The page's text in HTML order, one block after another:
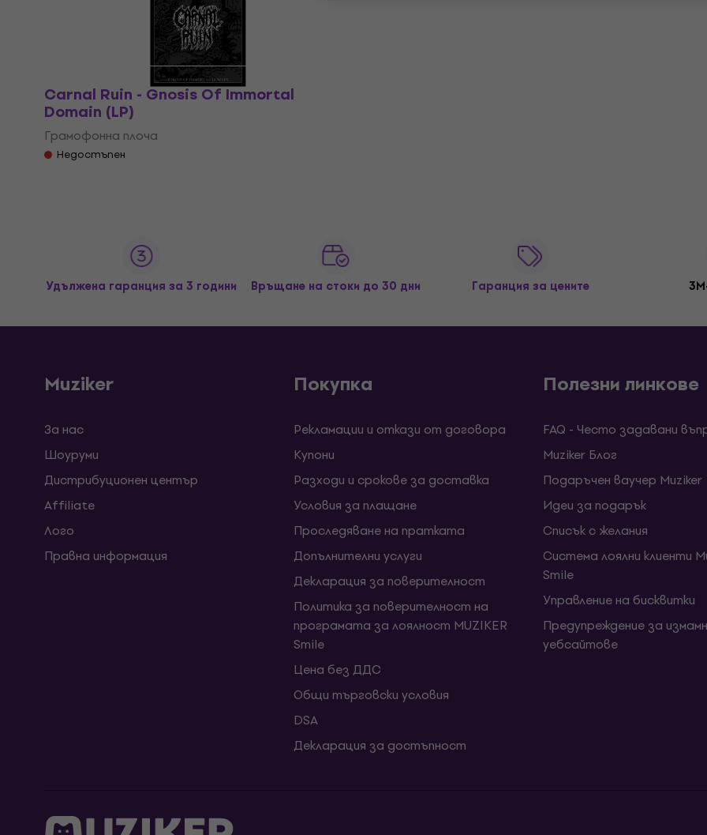
Carnal Ruin - Gnosis Of Immortal
Domain (LP)
Грамофонна плоча
Недостъпен
Удължена гаранция за 3 години Връщане на стоки до 30 дни Гаранция за цените
Muziker
За нас
Шоуруми
Дистрибуционен център
Affiliate
Лого
Правна информация
Покупка
Рекламации и откази от договора
Kупони
Разходи и срокове за доставка
Условия за плащане
Проследяване на пратката
Допълнителни услуги
Декларация за поверителност
Политика за поверителност на
програмата за лоялност MUZIKER
Smile
Цена без ДДС
Общи търговски условия
DSA
Декларация за достъпност
Полезни линкове
FAQ - Често задавани
Muziker Блог
Подаръчен ваучер Muziker
Идеи за подарък
Списък с желания
Система лоялни клиенти
Smile
Управление на бисквитки
Предупреждение за
уебсайтове